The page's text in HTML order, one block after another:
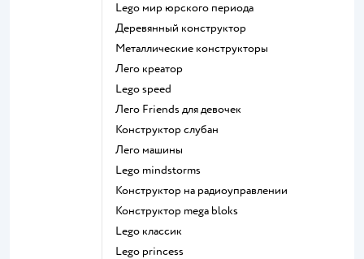
Lego мир юрского периода
Деревянный конструктор
Металлические конструкторы
Лего креатор
Lego speed
Лего Friends для девочек
Конструктор слубан
Лего машины
Lego mindstorms
Конструктор на радиоуправлении
Конструктор mega bloks
Lego классик
Lego princess